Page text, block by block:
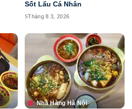
Sốt Lẩu Cá Nhân
Tháng 8 3, 2026
Nhà Hàng Hà Nội